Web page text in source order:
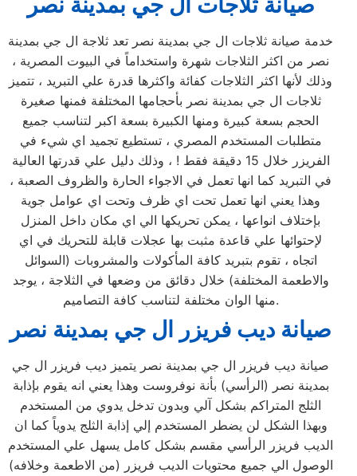
خدمة صيانة ثلاجات ال جي بمدينة نصر تعد ثلاجة ال جي بمدينة
نصر من اكثر الثلاجات شهرة واستخداماً في البيوت المصرية ،
وذلك لأنها اكثر الثلاجات كفائة واكثرها قدرة علي التبريد ، تتميز
ثلاجات ال جي بمدينة نصر بأحجامها المختلفة فمنها صغيرة
الحجم بسعة كبيرة ومنها الكبيرة بسعة اكبر لتناسب جميع
متطلبات المستخدم المصري ، تستطيع تجميد اي شيء في
الفريزر خلال 15 دقيقة فقط ! ، وذلك دليل علي قدرتها العالية
في التبريد كما انها تعمل في الاجواء الحارة والظروف الصعبة ،
وهذا يعني انها تعمل تحت اي ظرف وتحت اي عوامل جوية
بإختلاف انواعها ، يمكن تحريكها الي اي مكان داخل المنزل
لإحتوائها علي قاعدة مثبت بها عجلات قابلة للتحريك في اي
اتجاه ، تقوم بتبريد كافة المأكولات والمشروبات (السوائل
والاطعمة المختلفة) خلال دقائق من وضعها في الثلاجة ، يوجد
منها الوان مختلفة لتناسب كافة التصاميم.
صيانة ديب فريزر ال جي بمدينة نصر
صيانة ديب فريزر ال جي بمدينة نصر يتميز ديب فريزر ال جي
بمدينة نصر (الرأسي) بأنة نوفروست وهذا يعني انه يقوم بإذابة
الثلج المتراكم بشكل آلي وبدون تدخل يدوي من المستخدم
وبهذا الشكل لن يضطر المستخدم إلي إذابة الثلج يدوياً كما ان
الديب فريزر الرأسي مقسم بشكل كامل يسهل علي المستخدم
الوصول الي جميع محتويات الديب فريزر (من الاطعمة وخلافه)